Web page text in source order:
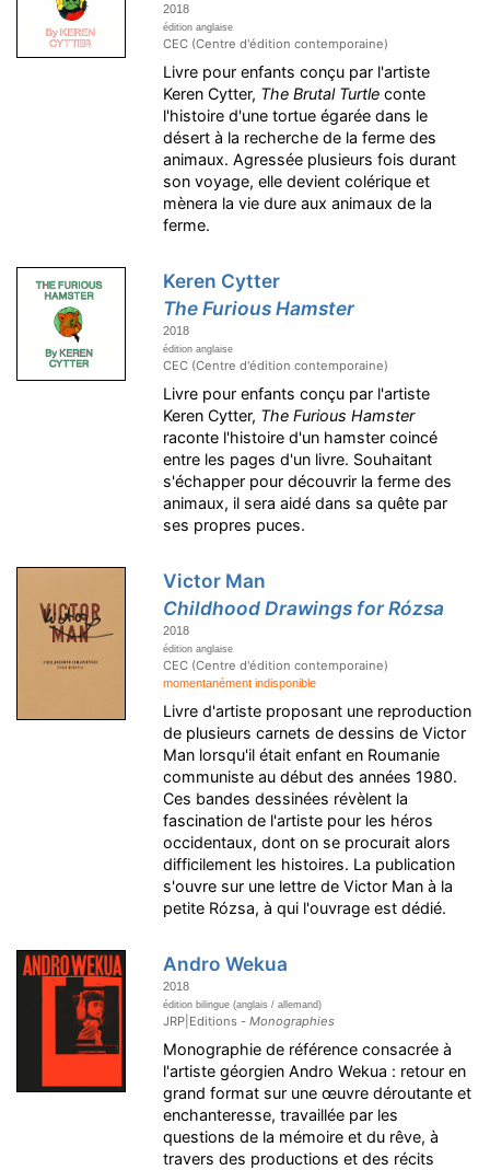
2018
édition anglaise
CEC (Centre d'édition contemporaine)
Livre pour enfants conçu par l'artiste
Keren Cytter, The Brutal Turtle conte
l'histoire d'une tortue égarée dans le
désert à la recherche de la ferme des
animaux. Agressée plusieurs fois durant
son voyage, elle devient colérique et
mènera la vie dure aux animaux de la
ferme.
Keren Cytter
The Furious Hamster
2018
édition anglaise
CEC (Centre d'édition contemporaine)
Livre pour enfants conçu par l'artiste
Keren Cytter, The Furious Hamster
raconte l'histoire d'un hamster coincé
entre les pages d'un livre. Souhaitant
s'échapper pour découvrir la ferme des
animaux, il sera aidé dans sa quête par
ses propres puces.
Victor Man
Childhood Drawings for Rózsa
2018
édition anglaise
CEC (Centre d'édition contemporaine)
momentanément indisponible
Livre d'artiste proposant une reproduction
de plusieurs carnets de dessins de Victor
Man lorsqu'il était enfant en Roumanie
communiste au début des années 1980.
Ces bandes dessinées révèlent la
fascination de l'artiste pour les héros
occidentaux, dont on se procurait alors
difficilement les histoires. La publication
s'ouvre sur une lettre de Victor Man à la
petite Rózsa, à qui l'ouvrage est dédié.
Andro Wekua
2018
édition bilingue (anglais / allemand)
JRP|Editions -Monographies
Monographie de référence consacrée à
l'artiste géorgien Andro Wekua : retour en
grand format sur une œuvre déroutante et
enchanteresse, travaillée par les
questions de la mémoire et du rêve, à
travers des productions et des récits